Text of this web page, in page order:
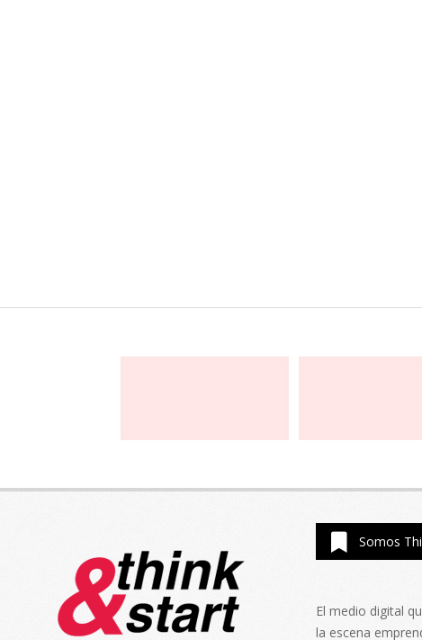
Somos
El medio digital
la escena